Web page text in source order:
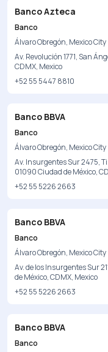
Banco Azteca
Banco
Álvaro Obregón, Mexico City
Av. Revolución 1771, San
CDMX, Mexico
+52 55 5447 8810
Banco BBVA
Banco
Álvaro Obregón, Mexico City
Av. Insurgentes Sur 2475,
01090 Ciudad de México,
+52 55 5226 2663
Banco BBVA
Banco
Álvaro Obregón, Mexico City
Av. de los Insurgentes Sur
de México, CDMX, Mexico
+52 55 5226 2663
Banco BBVA
Banco